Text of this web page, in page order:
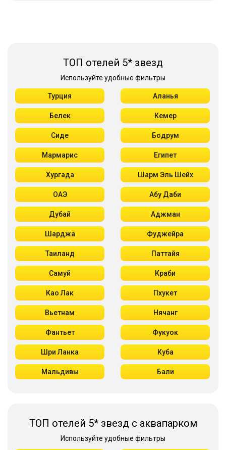
ТОП отелей 5* звезд
Используйте удобные фильтры
Турция Аланья
Белек Кемер
Сиде Бодрум
Мармарис Египет
Хургада Шарм Эль Шейх
ОАЭ Абу Даби
Дубай Аджман
Шарджа Фуджейра
Таиланд Паттайя
Самуй Краби
Као Лак Пхукет
Вьетнам Нячанг
Фантьет Фукуок
Шри Ланка Куба
Мальдивы Бали
ТОП отелей 5* звезд с аквапарком
Используйте удобные фильтры